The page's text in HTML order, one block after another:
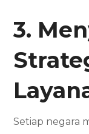
3.
Setiap negara